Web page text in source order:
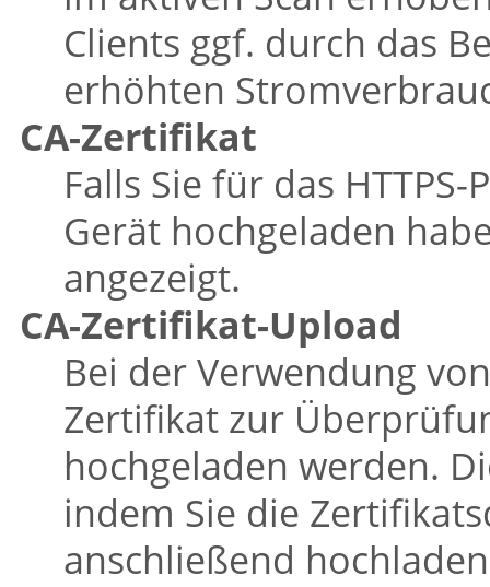
Clients ggf. durch das
erhöhten
CA-Zertifikat
Falls Sie für das
Gerät hochgeladen
angezeigt.
CA-Zertifikat-Upload
Bei der Verwendung
Zertifikat zur
hochgeladen werden.
indem Sie die
anschließend